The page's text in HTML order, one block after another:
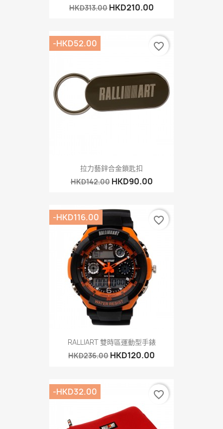
HKD313.00 HKD210.00
拉力藝鋅合金鎖匙扣
HKD142.00 HKD90.00
-HKD52.00 favorite_border
RALLIART 雙時區運動型手錶
HKD236.00 HKD120.00
-HKD116.00 favorite_border
-HKD32.00 favorite_border